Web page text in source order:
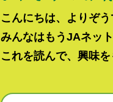
こんにちは、よりぞう
みんなはもうJAネッ
これを読んで、興味